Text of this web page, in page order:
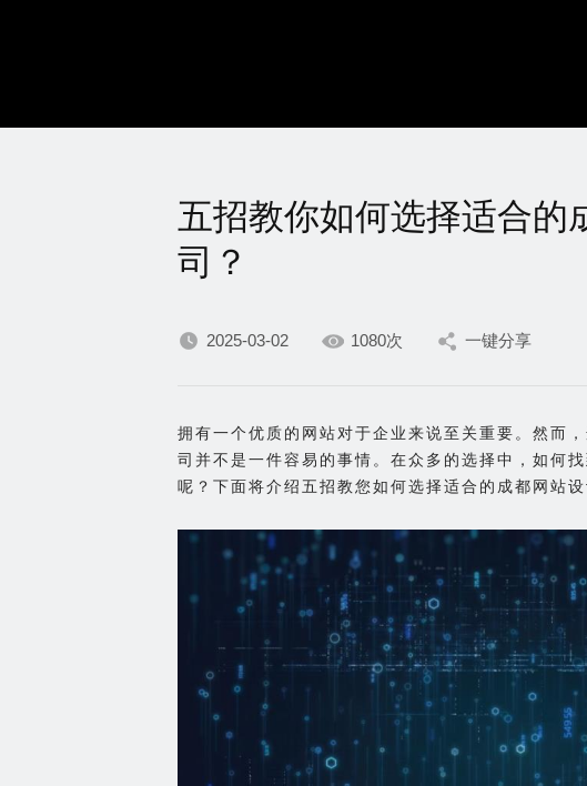
五招教你如何选择适合的
司？
2025-03-02 1080次 一键分享
拥有一个优质的网站对于企业来说至关重要。然而
司并不是一件容易的事情。在众多的选择中，如何
呢？下面将介绍五招教您如何选择适合的成都网站设